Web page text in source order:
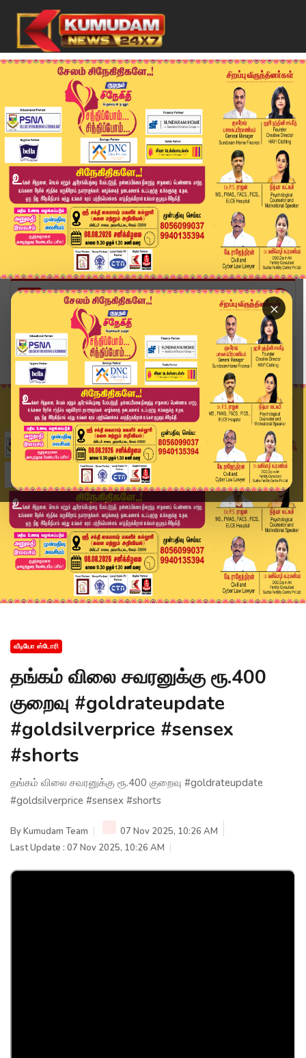
×
Home
வீடியோ ஸ்டோரி
தங்கம் விலை சவரனுக்கு ரூ.400 குறைவு #goldrateup...
வீடியோ ஸ்டோரி
தங்கம் விலை சவரனுக்கு ரூ.400
குறைவு #goldrateupdate
#goldsilverprice #sensex
#shorts
தங்கம் விலை சவரனுக்கு ரூ.400 குறைவு #goldrateupdate
#goldsilverprice #sensex #shorts
ByKumudam Team
07 Nov 2025, 10:26 AM
Last Update : 07 Nov 2025, 10:26 AM